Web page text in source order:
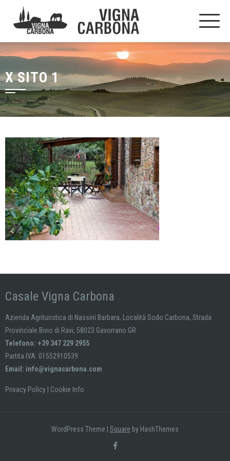
X SITO 1
Casale Vigna Carbona
Azienda Agrituristica di Nassini Barbara, Località Sodo Carbona, Strada
Provinciale Bivio di Ravi, 58023 Gavorrano GR
Telefono: +39 347 229 2955
Partita IVA: 01552910539
Email: info@vignacarbona.com
Privacy Policy Cookie Info
WordPress Theme Square by HashThemes